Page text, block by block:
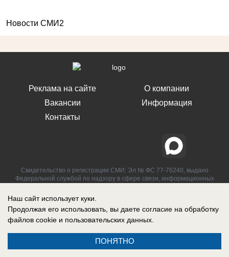
Новости СМИ2
Реклама на сайте
Вакансии
Контакты
О компании
Информация
Свидетельство о регистрации СМИ: Эл № ФС 77-76240, выдано
Федеральной службой по надзору в сфере связи, информационных
Наш сайт использует куки.
Продолжая его использовать, вы даете согласие на обработку
файлов cookie и пользовательских данных.
ПОНЯТНО